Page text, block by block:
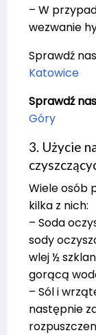
– W
wezwanie
Sprawdź
Katowice
Sprawdź
Góry
3. Użycie
Wiele osób
kilka z nich:
– Soda
sody
wlej ½
gorącą
– Sól i
następnie